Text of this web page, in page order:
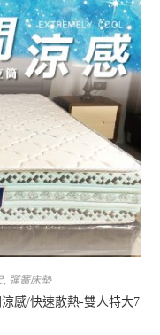
, 彈簧床墊
感/快速散熱-雙人特大7